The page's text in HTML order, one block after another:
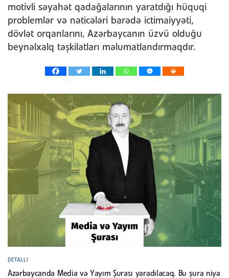
motivli səyahət qadağalarının yaratdığı hüquqi
problemlər və nəticələri barədə ictimaiyyəti,
dövlət orqanlarını, Azərbaycanın üzvü olduğu
beynəlxalq təşkilatları məlumatlandırmaqdır.
DETALLI
Azərbaycanda Media və Yayım Şurası yaradılacaq. Bu şura niyə